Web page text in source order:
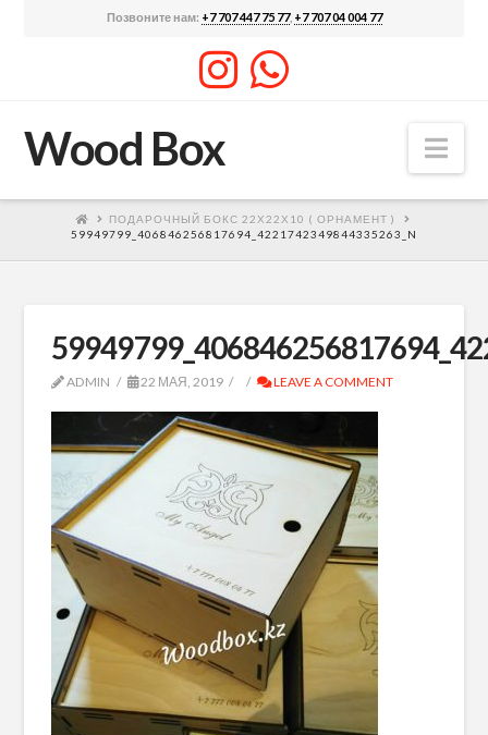
Позвоните нам: +7 707 447 75 77, +7 707 04 004 77
Wood Box
ПОДАРОЧНЫЙ БОКС 22Х22Х10 ( ОРНАМЕНТ )
59949799_406846256817694_4221742349844335263_N
ADMIN 22 МАЯ, 2019 LEAVE A COMMENT